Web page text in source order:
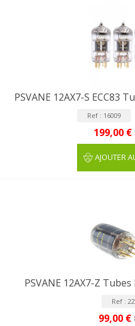
PSVANE 12AX7-S ECC83
Ref : 16009
199,00 €
AJOUTER
PSVANE 12AX7-Z
Ref :
99,00 €